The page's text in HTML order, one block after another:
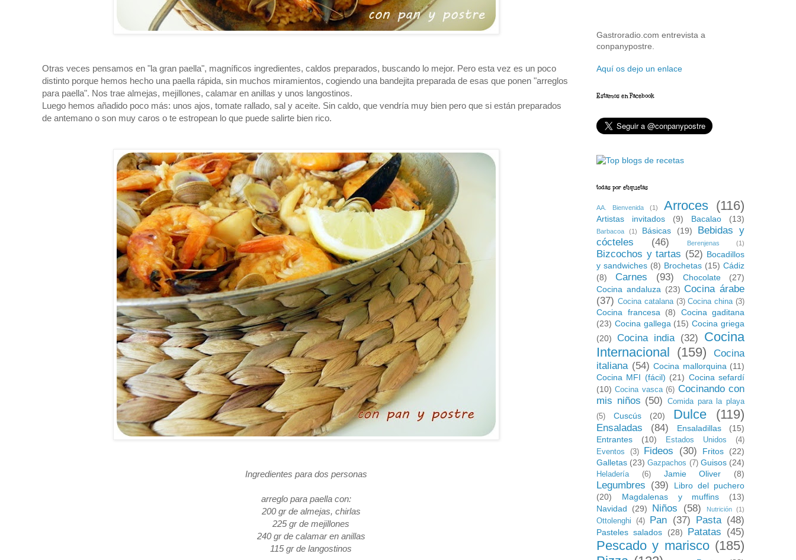
Otras veces pensamos en "la gran paella", magníficos ingredientes, caldos preparados, buscando lo mejor. Pero esta vez es un poco
distinto porque hemos hecho una paella rápida, sin muchos miramientos, cogiendo una bandejita preparada de esas que ponen "arreglos
para paella". Nos trae almejas, mejillones, calamar en anillas y unos langostinos.
Luego hemos añadido poco más: unos ajos, tomate rallado, sal y aceite. Sin caldo, que vendría muy bien pero que si están preparados
de antemano o son muy caros o te estropean lo que puede salirte bien rico.
Ingredientes para dos personas
arreglo para paella con:
200 gr de almejas, chirlas
225 gr de mejillones
240 gr de calamar en anillas
115 gr de langostinos
Gastroradio.com entrevista a
conpanypostre.
Aquí os dejo un enlace
Estamos en Facebook
todas por etiquetas
AA. Bienvenida (1) Arroces (116)
Artistas invitados (9) Bacalao (13)
Barbacoa (1) Básicas (19)
Bebidas y
cócteles
(46) Berenjenas (1)
Bizcochos y tartas (52) Bocadillos
y sandwiches (8) Brochetas (15) Cádiz
(8)
Carnes (93) Chocolate
(27)
Cocina andaluza (23) Cocina árabe
(37) Cocina catalana (3) Cocina china (3)
Cocina francesa (8)
Cocina gaditana
(23) Cocina gallega (15) Cocina griega
(20)
Cocina india (32)
Cocina
Internacional (159)
Cocina
italiana (54) Cocina mallorquina (11)
Cocina MFI (fácil) (21) Cocina sefardí
(10) Cocina vasca (6) Cocinando con
mis niños (50)
Comida para la playa
(5)
Cuscús (20) Dulce (119)
Ensaladas (84) Ensaladillas
(15)
Entrantes
(10) Estados Unidos
(4)
Eventos
(3) Fideos (30) Fritos
(22)
Galletas (23) Gazpachos (7) Guisos (24)
Heladería (6) Jamie Oliver (8)
Legumbres (39)
Libro del puchero
(20)
Magdalenas y muffins
(13)
Navidad
(29) Niños (58) Nutrición (1)
Ottolenghi (4) Pan (37) Pasta (48)
Pasteles salados (28) Patatas (45)
Pescado y marisco (185)